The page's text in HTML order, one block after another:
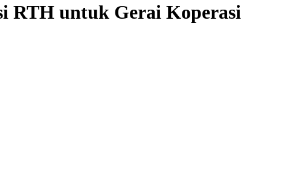
RTH untuk Gerai Koperasi